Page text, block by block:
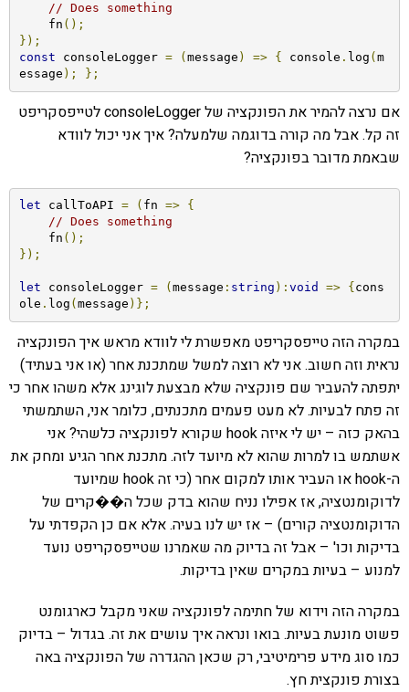
// Does something
    fn
();
});
const consoleLogger = ( message ) => { console . log ( m
essage ); };
אם נרצה להמיר את הפונקציה של consoleLogger לטייפסקריפט
זה קל. אבל מה קורה בדוגמה שלמעלה? איך אני יכול לוודא
שבאמת מדובר בפונקציה?
let callToAPI = ( fn =>
{
// Does something
    fn
();
});
let consoleLogger = ( message : string ): void => { cons
ole . log ( message )};
במקרה הזה טייפסקריפט מאפשרת לי לוודא מראש איך הפונקציה
נראית וזה חשוב. אני לא רוצה למשל שמתכנת אחר (או אני בעתיד)
יתפתה להעביר שם פונקציה שלא מבצעת לוגינג אלא משהו אחר כי
זה פתח לבעיות. לא מעט פעמים מתכנתים, כלומר אני, השתמשתי
בהאק כזה – יש לי איזה hook שקורא לפונקציה כלשהי? אני
אשתמש בו למרות שהוא לא מיועד לזה. מתכנת אחר הגיע ומחק את
ה-hook או העביר אותו למקום אחר (כי זה hook שמיועד
לדוקומנטציה, אז אפילו נניח שהוא בדק שכל ה��קרים של
הדוקומנטציה קורים) – אז יש לנו בעיה. אלא אם כן הקפדתי על
בדיקות וכו' – אבל זה בדיוק מה שאמרנו שטייפסקריפט נועד
למנוע – בעיות במקרים שאין בדיקות.
במקרה הזה וידוא של חתימה לפונקציה שאני מקבל כארגומנט
פשוט מונעת בעיות. בואו ונראה איך עושים את זה. בגדול – בדיוק
כמו סוג מידע פרימיטיבי, רק שכאן ההגדרה של הפונקציה באה
בצורת פונקצית חץ.